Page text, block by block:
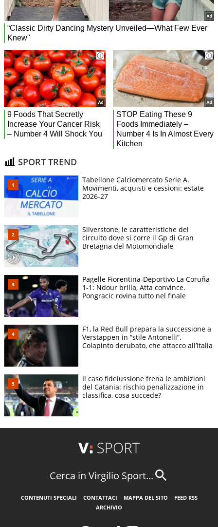
SPORT TREND
Tabellone Calciomercato Serie A.
Movimenti, acquisti e cessioni: estate
2026-27
Silverstone, le caratteristiche del
circuito dove si corre il Gp di Gran
Bretagna del Motomondiale
Pagelle Fiorentina-Deportivo La Coruña
1-1: Ndour brilla, Atta convince.
Pongracic rovina tutto nel finale
F1, la Red Bull prepara la successione a
Verstappen in “stile Antonelli”.
Colapinto derubato, che attacco all’Italia
Il caso fideiussione frena le ambizioni
del Catania: rischio penalizzazione in
classifica, cosa succede?
Cerca in Virgilio Sport...
CONTENUTI SPECIALI CONTATTACI MAPPA DEL SITO
FEED RSS
ARCHIVIO